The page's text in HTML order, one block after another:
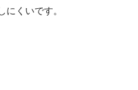
にくいです。